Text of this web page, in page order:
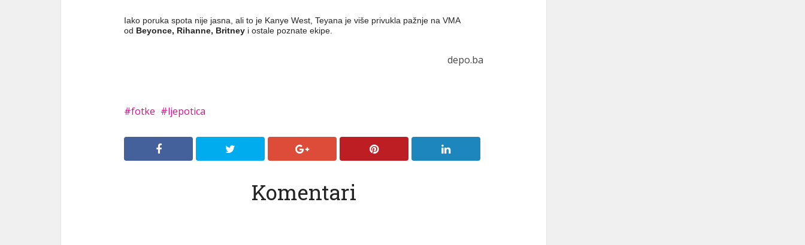
Iako poruka spota nije jasna, ali to je Kanye West, Teyana je više privukla pažnje na VMA
od Beyonce, Rihanne, Britney i ostale poznate ekipe.
depo.ba
fotke ljepotica
Komentari